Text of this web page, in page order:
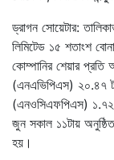
ড্রাগন সোয়েটার:
লিমিটেড ১৫ শতাংশ
কোম্পানির শেয়ার
(এনএভিপিএস) ২০.৪৭
(এনওসিএফপিএস) ১.৭২
জুন সকাল ১১টায়
হয়।